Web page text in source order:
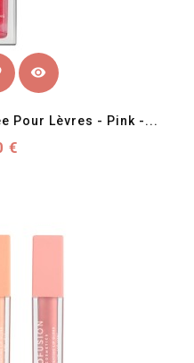
visibility
Pour Lèvres - Pink -...
€